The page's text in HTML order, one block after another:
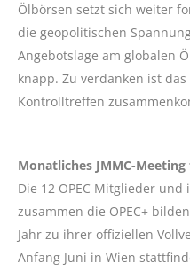
Ölbörsen setzt sich weiter
die geopolitischen
Angebotslage am globalen
knapp. Zu verdanken ist
Kontrolltreffen
Monatliches JMMC-
Die 12 OPEC Mitglieder
zusammen die OPEC+
Jahr zu ihrer offiziellen
Anfang Juni in Wien